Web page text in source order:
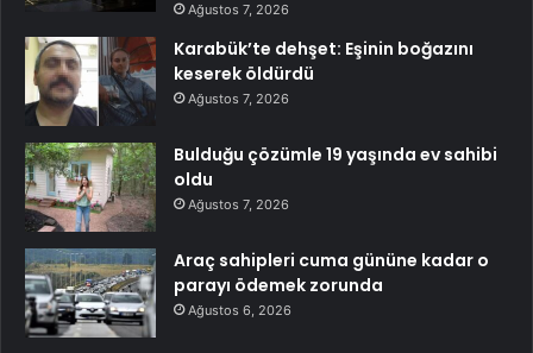
Ağustos 7, 2026
Karabük’te dehşet: Eşinin boğazını
keserek öldürdü
Ağustos 7, 2026
Bulduğu çözümle 19 yaşında ev sahibi
oldu
Ağustos 7, 2026
Araç sahipleri cuma gününe kadar o
parayı ödemek zorunda
Ağustos 6, 2026